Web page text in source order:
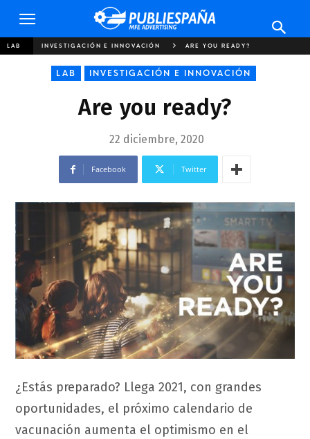
Publiespaña
LAB INVESTIGACIÓN E INNOVACIÓN ARE YOU READY?
LAB INVESTIGACIÓN E INNOVACIÓN
Are you ready?
22 diciembre, 2020
Facebook Twitter
¿Estás preparado? Llega 2021, con grandes
oportunidades, el próximo calendario de
vacunación aumenta el optimismo en el